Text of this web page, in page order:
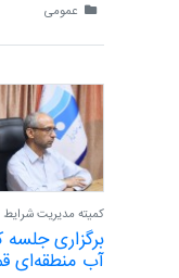
عمومی
کمیته مدیریت
برگزاری
آب منطقه‌ای